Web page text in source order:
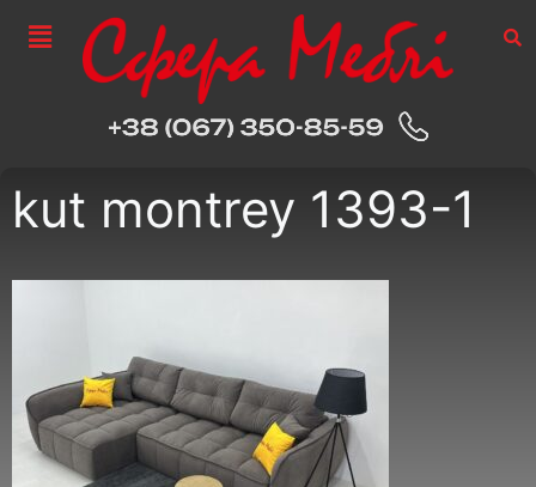
kut montrey 1393-1